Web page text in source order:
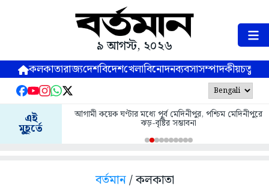
৯ আগস্ট, ২০২৬
কলকাতারাজ্যদেশবিদেশখেলাবিনোদনব্যবসাসম্পাদকীয়
এই
মুহূর্তে
আগামী কয়েক ঘণ্টার মধ্যে পূর্ব মেদিনীপুর, পশ্চিম মেদিনীপুরে
ঝড়-বৃষ্টির সম্ভাবনা
বর্তমান/ কলকাতা